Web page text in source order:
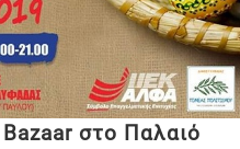
στο Παλαιό